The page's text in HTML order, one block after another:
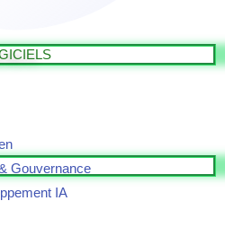
Gouvernance
IA